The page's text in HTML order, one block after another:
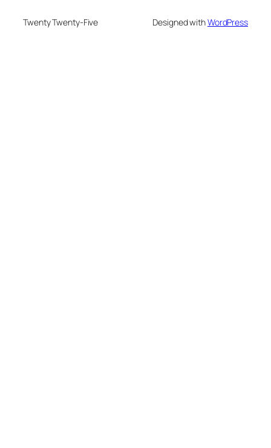
Twenty Twenty-Five Designed withWordPress